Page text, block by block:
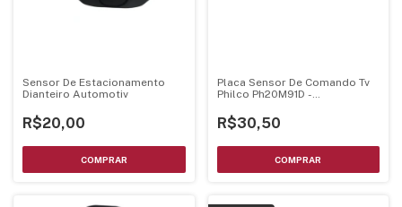
Sensor De Estacionamento
Dianteiro Automotiv
R$20,00
Placa Sensor De Comando Tv
Philco Ph20M91D -
R$30,50